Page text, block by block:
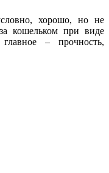
хорошо, но не
кошельком при виде
– прочность,